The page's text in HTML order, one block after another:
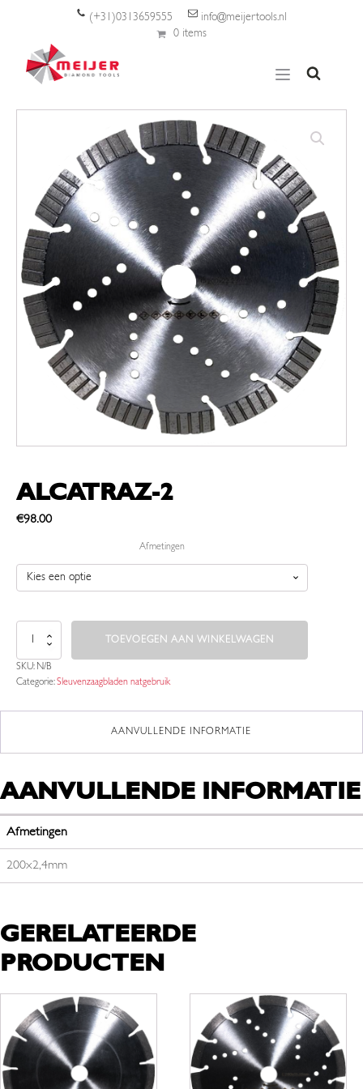
(+31)0313659555
info@meijertools.nl
0 items
ALCATRAZ-2
€98.00
Afmetingen
Alcatraz-
aantal
TOEVOEGEN AAN WINKELWAGEN
SKU: N/B
Categorie:Sleuvenzaagbladen natgebruik
AANVULLENDE INFORMATIE
AANVULLENDE INFORMATIE
Afmetingen
200x2,4mm
GERELATEERDE
PRODUCTEN
product
heeft
meerdere
product
heeft
meerdere